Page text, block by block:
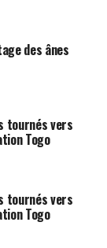
des ânes
tournés vers
Togo
tournés vers
Togo